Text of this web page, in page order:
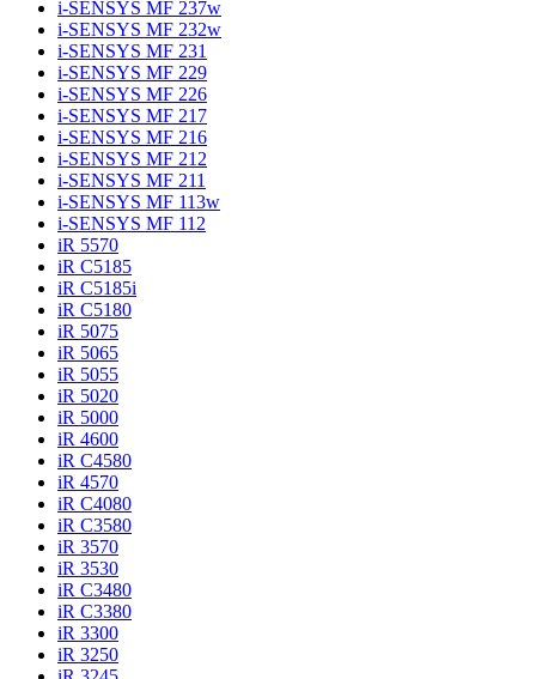
i-SENSYS MF 237w
i-SENSYS MF 232w
i-SENSYS MF 231
i-SENSYS MF 229
i-SENSYS MF 226
i-SENSYS MF 217
i-SENSYS MF 216
i-SENSYS MF 212
i-SENSYS MF 211
i-SENSYS MF 113w
i-SENSYS MF 112
iR 5570
iR C5185
iR C5185i
iR C5180
iR 5075
iR 5065
iR 5055
iR 5020
iR 5000
iR 4600
iR C4580
iR 4570
iR C4080
iR C3580
iR 3570
iR 3530
iR C3480
iR C3380
iR 3300
iR 3250